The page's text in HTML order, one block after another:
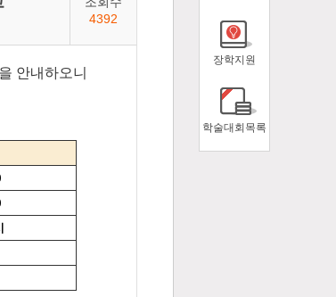
4392
안내하오니
장학지원
학술대회목록